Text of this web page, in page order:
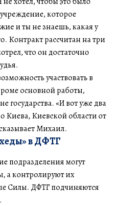
которое
и ты не знаешь, какая у
Контракт рассчитан на три
что он достаточно
участвовать в
основной работы,
государства. «И вот уже два
Киева, Киевской области от
Михаил.
в ДФТГ
подразделения могут
а контролируют их
Силы. ДФТГ подчиняются